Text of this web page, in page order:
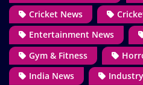
Cricket News
Entertainment News
Gym & Fitness
India News
Industry